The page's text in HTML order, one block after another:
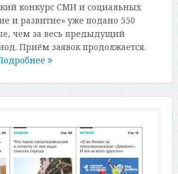
конкурс СМИ и социальных
и развитие» уже подано 550
чем за весь предыдущий
Приём заявок продолжается.